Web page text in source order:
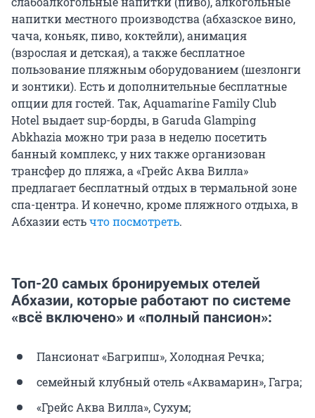
напитки местного производства (абхазское вино,
чача, коньяк, пиво, коктейли), анимация
(взрослая и детская), а также бесплатное
пользование пляжным оборудованием (шезлонги
и зонтики). Есть и дополнительные бесплатные
опции для гостей. Так, Aquamarine Family Club
Hotel выдает sup-борды, в Garuda Glamping
Abkhazia можно три раза в неделю посетить
банный комплекс, у них также организован
трансфер до пляжа, а «Грейс Аква Вилла»
предлагает бесплатный отдых в термальной зоне
спа-центра. И конечно, кроме пляжного отдыха, в
Абхазии естьчто посмотреть.
Топ-20 самых бронируемых отелей
Абхазии, которые работают по системе
«всё включено» и «полный пансион»:
Пансионат «Багрипш», Холодная Речка;
семейный клубный отель «Аквамарин», Гагра;
«Грейс Аква Вилла», Сухум;